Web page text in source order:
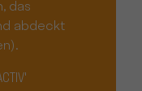
das
abdeckt